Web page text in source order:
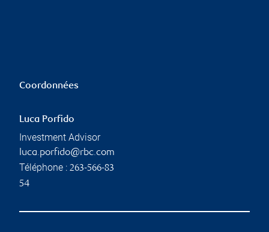
Coordonnées
Luca Porfido
Investment Advisor
luca.porfido@rbc.com
Téléphone : 263-566-83
54